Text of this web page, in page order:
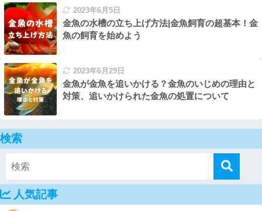
2023年6月5日
金魚の水槽の立ち上げ方法|金魚飼育の超基本！金
魚の飼育を始めよう
2023年6月29日
金魚が金魚を追いかける？金魚のいじめの理由と
対策、追いかけられた金魚の処置について
検索
人気記事